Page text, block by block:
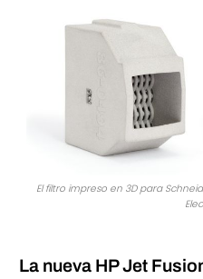
El filtro impreso en 3D para
La nueva HP Jet